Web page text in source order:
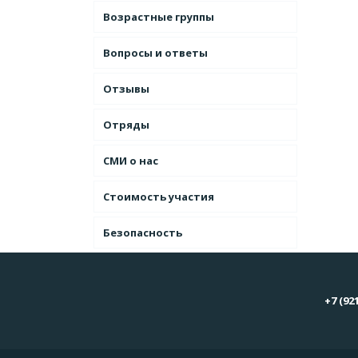
Возрастные группы
Вопросы и ответы
Отзывы
Отряды
СМИ о нас
Стоимость участия
Безопасность
+7